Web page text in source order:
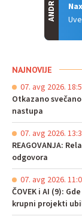
NAJNOVIJE
07. avg 2026.
Otkazano
nastupa
07. avg 2026.
REAGOVANJA:
odgovora
07. avg 2026.
ČOVEK i AI (9):
krupni projekti